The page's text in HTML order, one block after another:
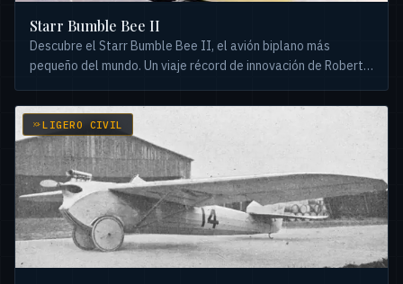
Starr Bumble Bee II
Descubre el Starr Bumble Bee II, el avión biplano más
pequeño del mundo. Un viaje récord de innovación de Robert
forzoso.
LIGERO CIVIL